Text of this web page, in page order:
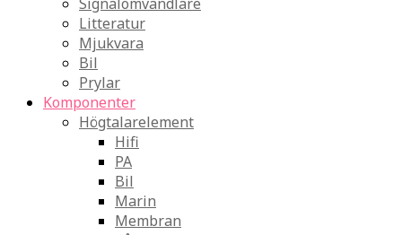
Litteratur
Mjukvara
Bil
Prylar
Komponenter
Högtalarelement
Hifi
PA
Bil
Marin
Membran